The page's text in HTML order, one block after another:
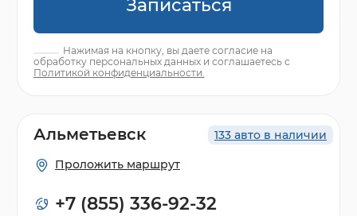
Записаться
Нажимая на кнопку, вы даете согласие на
обработку персональных данных и соглашаетесь с
Политикой конфиденциальности.
133 авто в наличии
Альметьевск
Проложить маршрут
+7 (855) 336-92-32